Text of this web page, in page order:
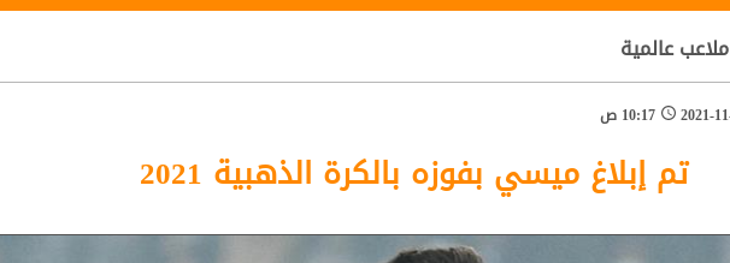
ملاعب عالمية
10:17 ص
تم إبلاغ ميسي بفوزه بالكرة الذهبية 2021